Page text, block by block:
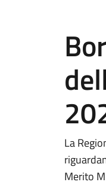
La
Merito